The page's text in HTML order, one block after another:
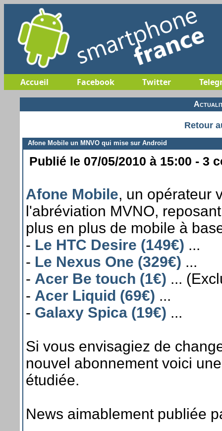
Accueil Facebook Twitter
Retour
Afone Mobile un MNVO qui mise sur Android
Publié le 07/05/2010 à 15:00 - 3
Afone Mobile, un opérateur
l'abréviation MVNO,
plus en plus de mobile à
- Le HTC Desire (149€) ...
- Le Nexus One (329€) ...
- Acer Be touch (1€) ...
- Acer Liquid (69€) ...
- Galaxy Spica (19€) ...
Si vous envisagiez de
nouvel abonnement voici
étudiée.
News aimablement publiée